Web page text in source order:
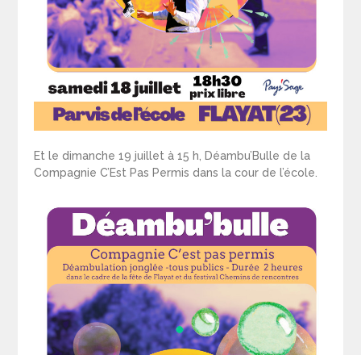
Et le dimanche 19 juillet à 15 h, Déambu’Bulle de la
Compagnie C’Est Pas Permis dans la cour de l’école.